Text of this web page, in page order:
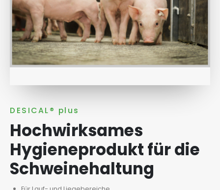
DESICAL® plus
Hochwirksames
Hygieneprodukt für die
Schweinehaltung